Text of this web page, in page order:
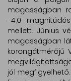
magasságban
-4,0
mellett. Június
magasságban
korongátmérőjű
jól